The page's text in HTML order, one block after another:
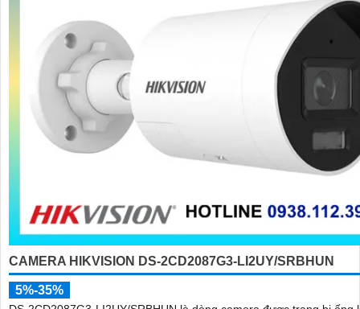
CAMERA HIKVISION DS-2CD2087G3-LI2UY/SRBHUN
5%-35%